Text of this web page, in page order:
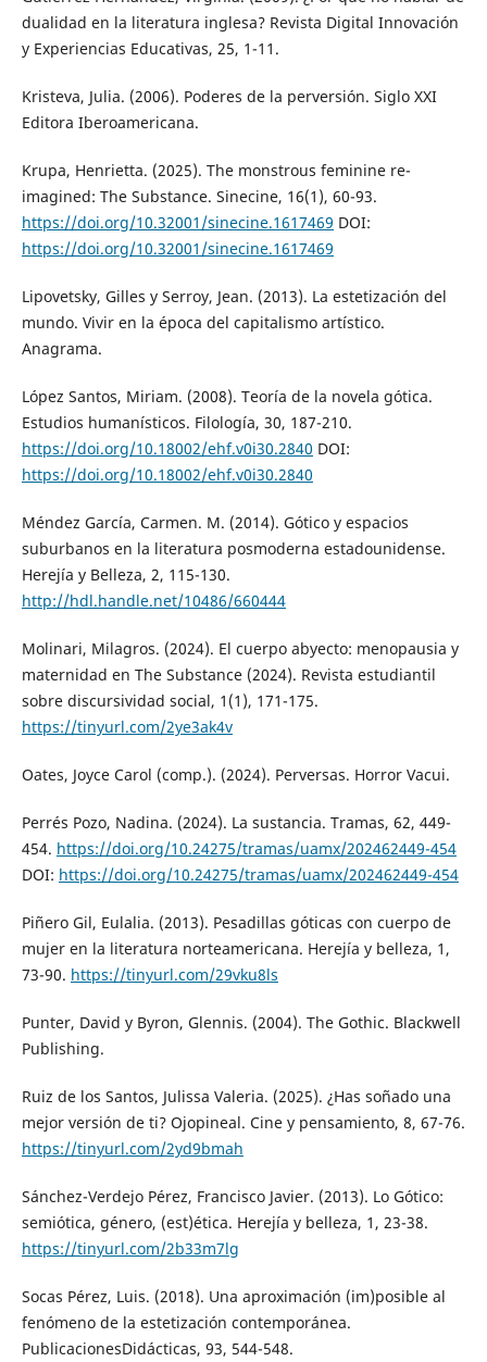
dualidad en la literatura inglesa? Revista Digital Innovación
y Experiencias Educativas, 25, 1-11.
Kristeva, Julia. (2006). Poderes de la perversión. Siglo XXI
Editora Iberoamericana.
Krupa, Henrietta. (2025). The monstrous feminine re-
imagined: The Substance. Sinecine, 16(1), 60-93.
https://doi.org/10.32001/sinecine.1617469 DOI:
https://doi.org/10.32001/sinecine.1617469
Lipovetsky, Gilles y Serroy, Jean. (2013). La estetización del
mundo. Vivir en la época del capitalismo artístico.
Anagrama.
López Santos, Miriam. (2008). Teoría de la novela gótica.
Estudios humanísticos. Filología, 30, 187-210.
https://doi.org/10.18002/ehf.v0i30.2840 DOI:
https://doi.org/10.18002/ehf.v0i30.2840
Méndez García, Carmen. M. (2014). Gótico y espacios
suburbanos en la literatura posmoderna estadounidense.
Herejía y Belleza, 2, 115-130.
http://hdl.handle.net/10486/660444
Molinari, Milagros. (2024). El cuerpo abyecto: menopausia y
maternidad en The Substance (2024). Revista estudiantil
sobre discursividad social, 1(1), 171-175.
https://tinyurl.com/2ye3ak4v
Oates, Joyce Carol (comp.). (2024). Perversas. Horror Vacui.
Perrés Pozo, Nadina. (2024). La sustancia. Tramas, 62, 449-
454. https://doi.org/10.24275/tramas/uamx/202462449-454
DOI: https://doi.org/10.24275/tramas/uamx/202462449-454
Piñero Gil, Eulalia. (2013). Pesadillas góticas con cuerpo de
mujer en la literatura norteamericana. Herejía y belleza, 1,
73-90. https://tinyurl.com/29vku8ls
Punter, David y Byron, Glennis. (2004). The Gothic. Blackwell
Publishing.
Ruiz de los Santos, Julissa Valeria. (2025). ¿Has soñado una
mejor versión de ti? Ojopineal. Cine y pensamiento, 8, 67-76.
https://tinyurl.com/2yd9bmah
Sánchez-Verdejo Pérez, Francisco Javier. (2013). Lo Gótico:
semiótica, género, (est)ética. Herejía y belleza, 1, 23-38.
https://tinyurl.com/2b33m7lg
Socas Pérez, Luis. (2018). Una aproximación (im)posible al
fenómeno de la estetización contemporánea.
PublicacionesDidácticas, 93, 544-548.